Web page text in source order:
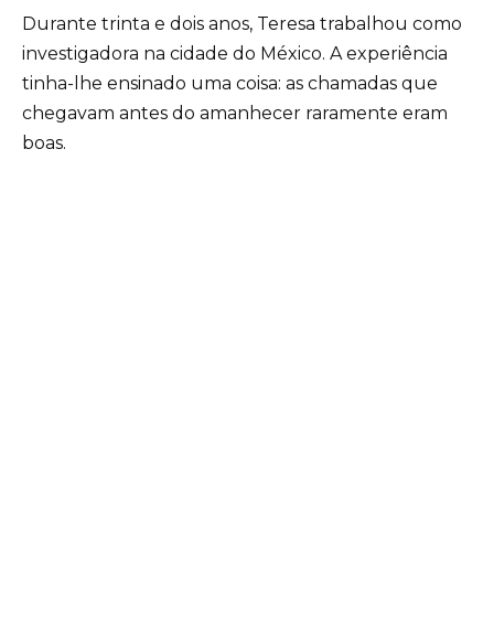
Durante trinta e dois anos, Teresa trabalhou como
investigadora na cidade do México. A experiência
tinha-lhe ensinado uma coisa: as chamadas que
chegavam antes do amanhecer raramente eram
boas.